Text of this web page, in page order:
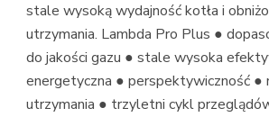
stale wysoką wydajność kotła i
utrzymania. Lambda Pro Plus ●
do jakości gazu ● stale wysoka
energetyczna ● perspektywiczność ●
utrzymania ● trzyletni cykl